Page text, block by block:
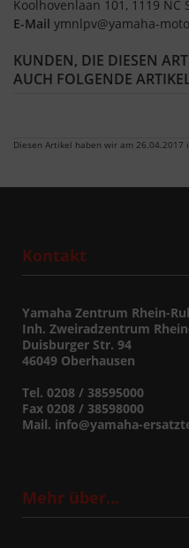
Koolhovenlaan 101, 1119
E-Mail ymnlpv@yamaha-
KUNDEN, DIE DIESEN
AUCH FOLGENDE
Diesen Artikel haben wir am 26.04.2017
Kontakt
Yamaha Zentrum Rhein-
Inh. Zweiradzentrum
Duisburger Str. 94
46049 Oberhausen
Tel. 0208 / 38595000
Fax 0208 / 38598000
Mail. info@yamaha-
Mehr über...